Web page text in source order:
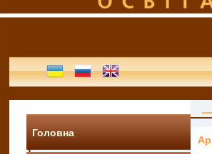
Головна